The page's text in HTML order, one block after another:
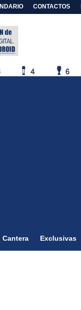
CONTACTOS
Cantera Exclusivas